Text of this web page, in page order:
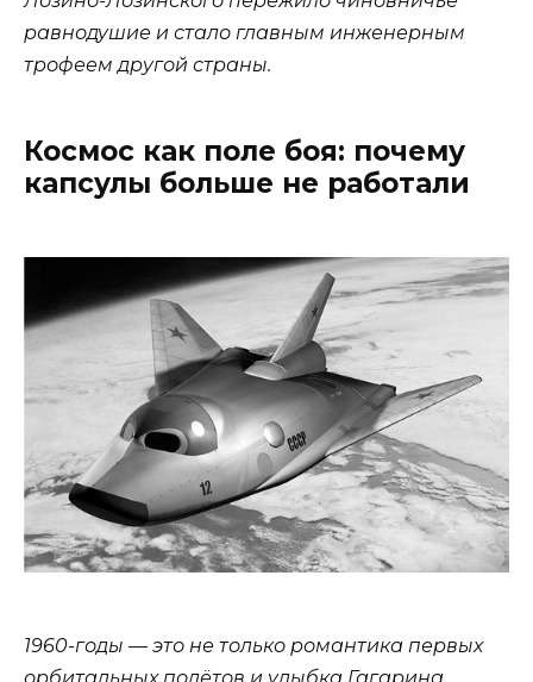
равнодушие и стало главным инженерным
трофеем другой страны.
Космос как поле боя: почему
капсулы больше не работали
1960-годы — это не только романтика первых